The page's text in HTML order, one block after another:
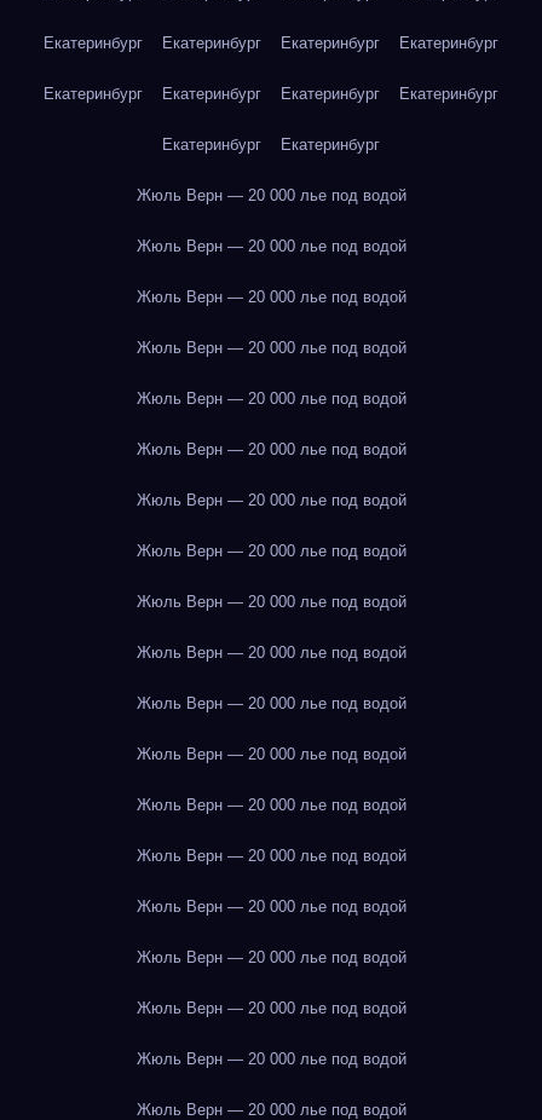
Екатеринбург Екатеринбург Екатеринбург Екатеринбург
Екатеринбург Екатеринбург Екатеринбург Екатеринбург
Екатеринбург Екатеринбург
Жюль Верн — 20 000 лье под водой
Жюль Верн — 20 000 лье под водой
Жюль Верн — 20 000 лье под водой
Жюль Верн — 20 000 лье под водой
Жюль Верн — 20 000 лье под водой
Жюль Верн — 20 000 лье под водой
Жюль Верн — 20 000 лье под водой
Жюль Верн — 20 000 лье под водой
Жюль Верн — 20 000 лье под водой
Жюль Верн — 20 000 лье под водой
Жюль Верн — 20 000 лье под водой
Жюль Верн — 20 000 лье под водой
Жюль Верн — 20 000 лье под водой
Жюль Верн — 20 000 лье под водой
Жюль Верн — 20 000 лье под водой
Жюль Верн — 20 000 лье под водой
Жюль Верн — 20 000 лье под водой
Жюль Верн — 20 000 лье под водой
Жюль Верн — 20 000 лье под водой